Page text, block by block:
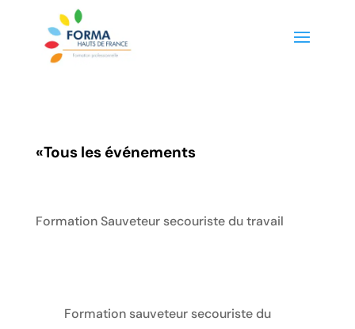
«Tous les événements
Formation Sauveteur secouriste du travail
Formation sauveteur secouriste du